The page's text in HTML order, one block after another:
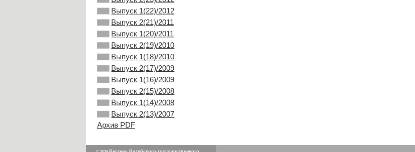
Выпуск 1(22)/2012
Выпуск 2(21)/2011
Выпуск 1(20)/2011
Выпуск 2(19)/2010
Выпуск 1(18)/2010
Выпуск 2(17)/2009
Выпуск 1(16)/2009
Выпуск 2(15)/2008
Выпуск 1(14)/2008
Выпуск 2(13)/2007
Архив PDF